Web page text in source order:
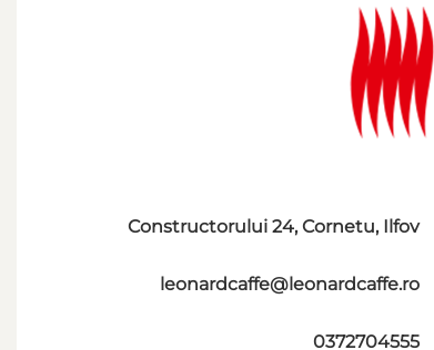
Constructorului 24, Cornetu, Ilfov
leonardcaffe@leonardcaffe.ro
0372704555